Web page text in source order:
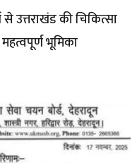
उत्तराखंड की चिकित्सा
भूमिका